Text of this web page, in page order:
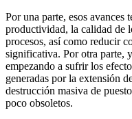
Por una parte, esos avances
productividad, la calidad de
procesos, así como reducir
significativa. Por otra parte,
empezando a sufrir los
generadas por la extensión
destrucción masiva de
poco obsoletos.